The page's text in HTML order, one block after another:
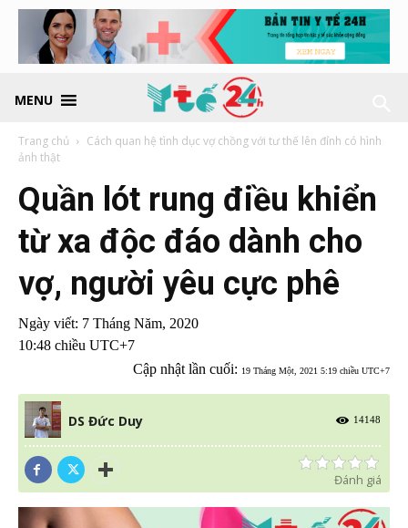
MENU
Trang chủ
Cách quan hệ tình dục vợ chồng với tư thế lên đỉnh có hình
ảnh thật
Quần lót rung điều khiển
từ xa độc đáo dành cho
vợ, người yêu cực phê
Ngày viết: 7 Tháng Năm, 2020
10:48 chiều UTC+7
Cập nhật lần cuối: 19 Tháng Một, 2021 5:19 chiều UTC+7
DS Đức Duy 14148
Đánh giá